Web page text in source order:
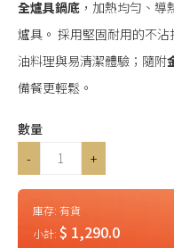
全爐具鍋底 ，加熱均勻、
爐具。 採用堅固耐用的不沾
油料理與易清潔體驗；隨附
備餐更輕鬆。
數量
-
+
庫存: 有貨
小計: $ 1,290.0